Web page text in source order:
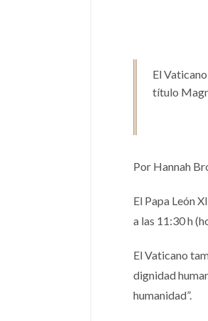
El
título
Por Hannah
El Papa León
a las 11:30 h
El Vaticano
dignidad
humanidad”.